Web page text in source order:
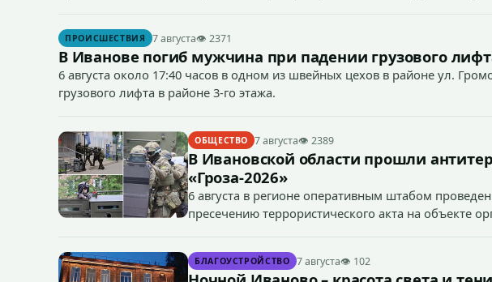
ПРОИСШЕСТВИЯ 7 августа👁 2371
В Иванове погиб мужчина при падении грузового
6 августа около 17:40 часов в одном из швейных цехов в районе ул.
грузового лифта в районе 3-го этажа.
ОБЩЕСТВО 7 августа👁 2389
В Ивановской области прошли
«Гроза-2026»
6 августа в регионе оперативным штабом
пресечению террористического акта на объекте
БЛАГОУСТРОЙСТВО 7 августа👁 102